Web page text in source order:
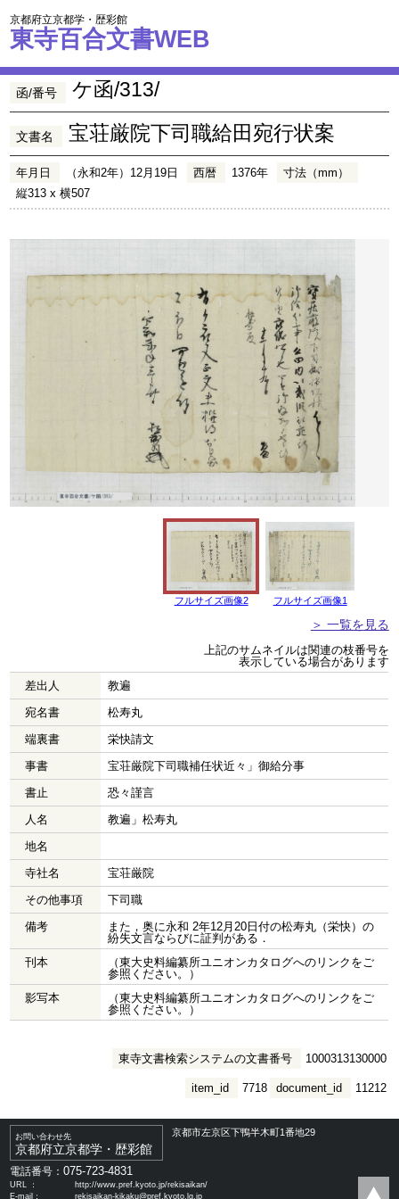
京都府立京都学・歴彩館
東寺百合文書WEB
函/番号 ケ函/313/
文書名 宝荘厳院下司職給田宛行状案
年月日 （永和2年）12月19日 西暦 1376年
寸法（mm）
縦313 x 横507
フルサイズ画像2 フルサイズ画像1
＞ 一覧を見る
上記のサムネイルは関連の枝番号を
表示している場合があります
差出人
教遍
宛名書
松寿丸
端裏書
栄快請文
事書
宝荘厳院下司職補任状近々」御給分事
書止
恐々謹言
人名
教遍」松寿丸
地名
寺社名
宝荘厳院
その他事項
下司職
備考
また，奥に永和 2年12月20日付の松寿丸（栄快）の
紛失文言ならびに証判がある．
刊本
（東大史料編纂所ユニオンカタログへのリンクをご
参照ください。）
影写本
（東大史料編纂所ユニオンカタログへのリンクをご
参照ください。）
東寺文書検索システムの文書番号 1000313130000
document_id 11212
item_id 7718
お問い合わせ先
京都府立京都学・歴彩館
京都市左京区下鴨半木町1番地29
電話番号：075-723-4831
URL ：
http://www.pref.kyoto.jp/rekisaikan/
E-mail：
rekisaikan-kikaku@pref.kyoto.lg.jp